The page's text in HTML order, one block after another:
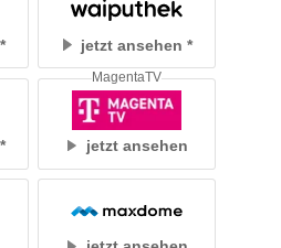
jetzt ansehen
jetzt ansehen
MagentaTV